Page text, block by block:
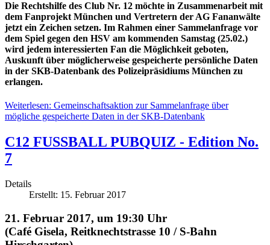
Die Rechtshilfe des Club Nr. 12 möchte in Zusammenarbeit mit
dem Fanprojekt München und Vertretern der AG Fananwälte
jetzt ein Zeichen setzen. Im Rahmen einer Sammelanfrage vor
dem Spiel gegen den HSV am kommenden Samstag (25.02.)
wird jedem interessierten Fan die Möglichkeit geboten,
Auskunft über möglicherweise gespeicherte persönliche Daten
in der SKB-Datenbank des Polizeipräsidiums München zu
erlangen.
Weiterlesen: Gemeinschaftsaktion zur Sammelanfrage über
mögliche gespeicherte Daten in der SKB-Datenbank
C12 FUSSBALL PUBQUIZ - Edition No.
7
Details
Erstellt: 15. Februar 2017
21. Februar 2017, um 19:30 Uhr
(Café Gisela, Reitknechtstrasse 10 / S-Bahn